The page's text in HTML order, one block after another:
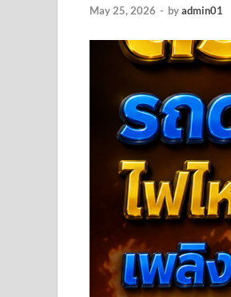
May 25, 2026 - byadmin01